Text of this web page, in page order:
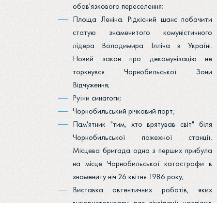
обов'язкового переселення;
Площа Леніна. Рідкісний шанс побачити
статую знаменитого комуністичного
лідера Володимира Ілліча в Україні.
Новий закон про декомунізацію не
торкнувся Чорнобильської Зони
Відчуження;
Руїни синагоги;
Чорнобильський річковий порт;
Пам'ятник "тим, хто врятував світ" біля
Чорнобильської пожежної станції.
Місцева бригада одна з перших прибула
на місце Чорнобильської катастрофи в
знамениту ніч 26 квітня 1986 року;
Виставка автентичних роботів, яких